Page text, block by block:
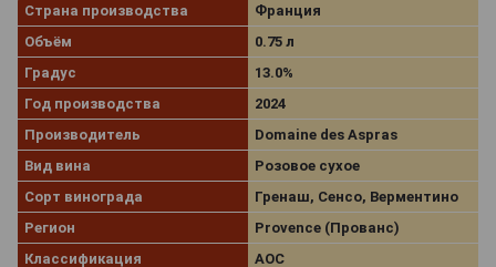
Страна производства
Франция
Объём
0.75 л
Градус
13.0%
Год производства
2024
Производитель
Domaine des Aspras
Вид вина
Розовое сухое
Сорт винограда
Гренаш, Сенсо, Верментино
Регион
Provence (Прованс)
Классификация
AOC